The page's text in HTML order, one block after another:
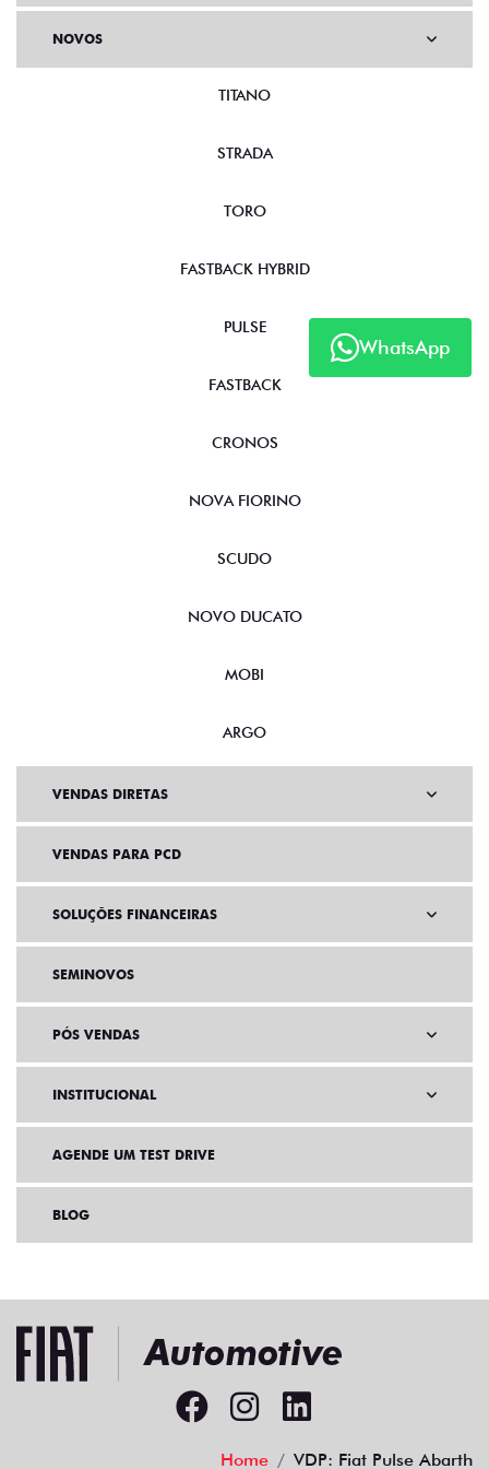
WhatsApp
NOVOS
TITANO
STRADA
TORO
FASTBACK HYBRID
PULSE
FASTBACK
CRONOS
NOVA FIORINO
SCUDO
NOVO DUCATO
MOBI
ARGO
VENDAS DIRETAS
VENDAS PARA PCD
SOLUÇÕES FINANCEIRAS
SEMINOVOS
PÓS VENDAS
INSTITUCIONAL
AGENDE UM TEST DRIVE
BLOG
Home VDP: Fiat Pulse Abarth